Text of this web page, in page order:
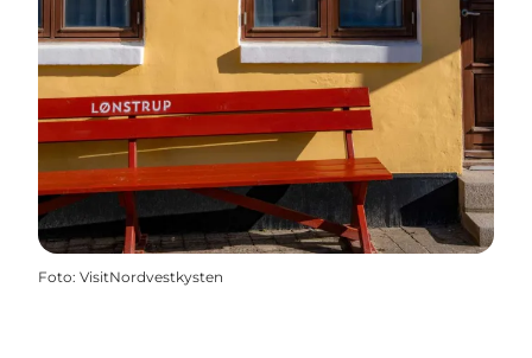
Foto: VisitNordvestkysten